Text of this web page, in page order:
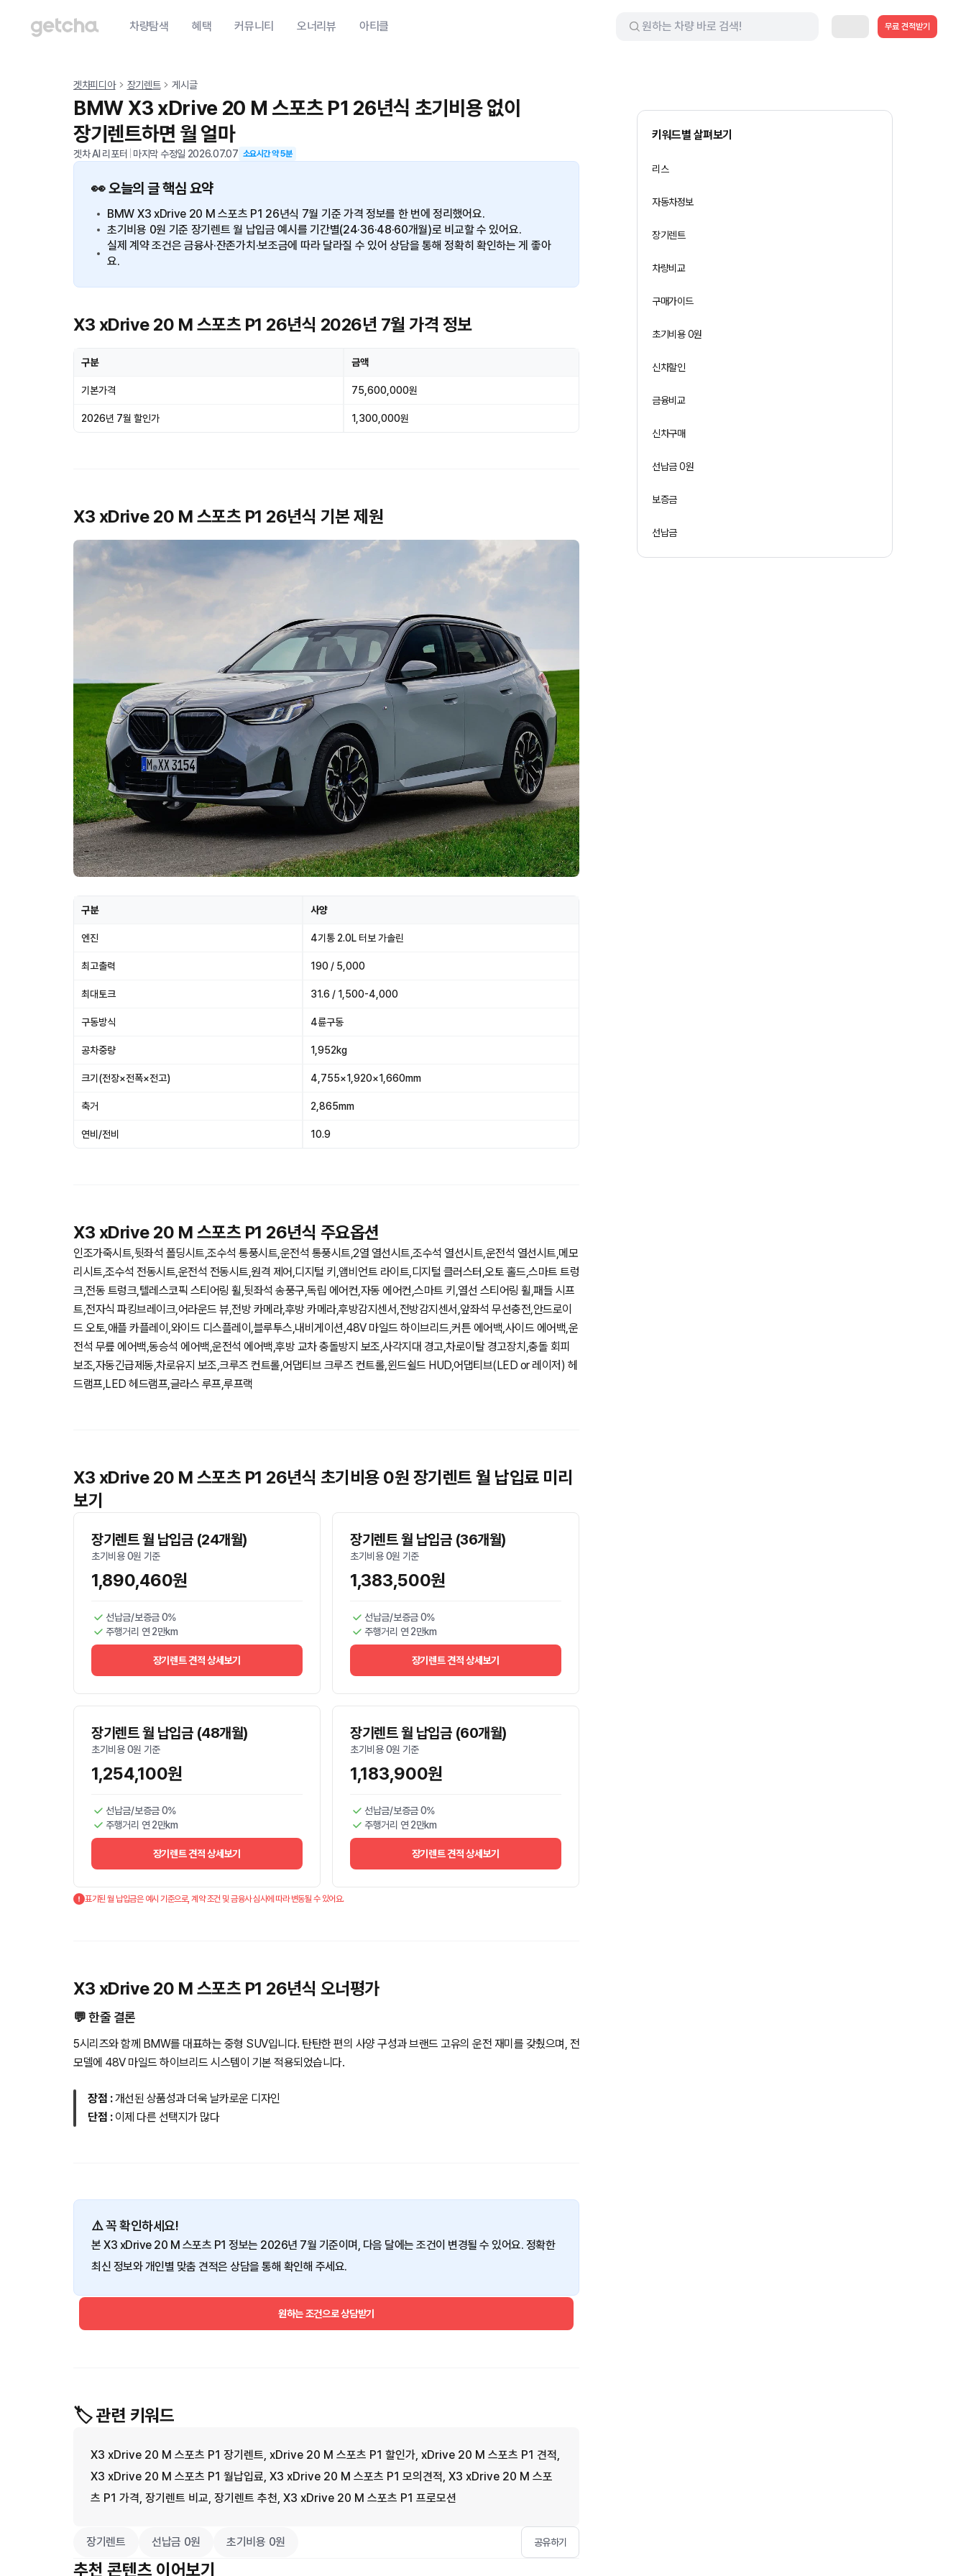
차량탐색 혜택 커뮤니티 오너리뷰 아티클 무료 견적받기
겟차피디아 장기렌트 게시글
BMW X3 xDrive 20 M 스포츠 P1 26년식 초기비용 없이
장기렌트하면 월 얼마
겟차 AI 리포터 마지막 수정일 2026.07.07 소요시간 약5분
👀 오늘의 글 핵심 요약
BMW X3 xDrive 20 M 스포츠 P1 26년식 7월 기준 가격 정보를 한 번에 정리했어요.
초기비용 0원 기준 장기렌트 월 납입금 예시를 기간별(24·36·48·60개월)로 비교할 수 있어요.
실제 계약 조건은 금융사·잔존가치·보조금에 따라 달라질 수 있어 상담을 통해 정확히 확인하는 게 좋아
요.
X3 xDrive 20 M 스포츠 P1 26년식 2026년 7월 가격 정보
구분 금액
기본가격 75,600,000원
2026년 7월 할인가 1,300,000원
X3 xDrive 20 M 스포츠 P1 26년식 기본 제원
구분 사양
엔진 4기통 2.0L 터보 가솔린
최고출력 190 / 5,000
최대토크 31.6 / 1,500-4,000
구동방식 4륜구동
공차중량 1,952kg
크기(전장×전폭×전고) 4,755×1,920×1,660mm
축거 2,865mm
연비/전비 10.9
X3 xDrive 20 M 스포츠 P1 26년식 주요옵션
인조가죽시트,뒷좌석 폴딩시트,조수석 통풍시트,운전석 통풍시트,2열 열선시트,조수석 열선시트,운전석 열선시트,메모
리시트,조수석 전동시트,운전석 전동시트,원격 제어,디지털 키,앰비언트 라이트,디지털 클러스터,오토 홀드,스마트 트렁
크,전동 트렁크,텔레스코픽 스티어링 휠,뒷좌석 송풍구,독립 에어컨,자동 에어컨,스마트 키,열선 스티어링 휠,패들 시프
트,전자식 파킹브레이크,어라운드 뷰,전방 카메라,후방 카메라,후방감지센서,전방감지센서,앞좌석 무선충전,안드로이
드 오토,애플 카플레이,와이드 디스플레이,블루투스,내비게이션,48V 마일드 하이브리드,커튼 에어백,사이드 에어백,운
전석 무릎 에어백,동승석 에어백,운전석 에어백,후방 교차 충돌방지 보조,사각지대 경고,차로이탈 경고장치,충돌 회피
보조,자동긴급제동,차로유지 보조,크루즈 컨트롤,어댑티브 크루즈 컨트롤,윈드쉴드 HUD,어댑티브(LED or 레이저) 헤
드램프,LED 헤드램프,글라스 루프,루프랙
X3 xDrive 20 M 스포츠 P1 26년식 초기비용 0원 장기렌트 월 납입료 미리
보기
장기렌트 월 납입금 (24개월)
초기비용 0원 기준
1,890,460원
선납금/보증금 0%
주행거리 연 2만km
장기렌트 견적 상세보기
장기렌트 월 납입금 (36개월)
초기비용 0원 기준
1,383,500원
선납금/보증금 0%
주행거리 연 2만km
장기렌트 견적 상세보기
장기렌트 월 납입금 (48개월)
초기비용 0원 기준
1,254,100원
선납금/보증금 0%
주행거리 연 2만km
장기렌트 견적 상세보기
장기렌트 월 납입금 (60개월)
초기비용 0원 기준
1,183,900원
선납금/보증금 0%
주행거리 연 2만km
장기렌트 견적 상세보기
표기된 월 납입금은 예시 기준으로, 계약 조건 및 금융사 심사에 따라 변동될 수 있어요.
X3 xDrive 20 M 스포츠 P1 26년식 오너평가
💬 한줄 결론
5시리즈와 함께 BMW를 대표하는 중형 SUV입니다. 탄탄한 편의 사양 구성과 브랜드 고유의 운전 재미를 갖췄으며, 전
모델에 48V 마일드 하이브리드 시스템이 기본 적용되었습니다.
장점 :개선된 상품성과 더욱 날카로운 디자인
단점 : 이제 다른 선택지가 많다
⚠️ 꼭 확인하세요!
본 X3 xDrive 20 M 스포츠 P1 정보는 2026년 7월 기준이며, 다음 달에는 조건이 변경될 수 있어요. 정확한
최신 정보와 개인별 맞춤 견적은 상담을 통해 확인해 주세요.
원하는 조건으로 상담받기
🏷️ 관련 키워드
X3 xDrive 20 M 스포츠 P1 장기렌트, xDrive 20 M 스포츠 P1 할인가, xDrive 20 M 스포츠 P1 견적,
X3 xDrive 20 M 스포츠 P1 월납입료, X3 xDrive 20 M 스포츠 P1 모의견적, X3 xDrive 20 M 스포
츠 P1 가격, 장기렌트 비교, 장기렌트 추천, X3 xDrive 20 M 스포츠 P1 프로모션
장기렌트 선납금 0원 초기비용 0원 공유하기
추천 콘텐츠 이어보기
키워드별 살펴보기
리스
자동차정보
장기렌트
차량비교
구매가이드
초기비용 0원
신차할인
금융비교
신차구매
선납금 0원
보증금
선납금